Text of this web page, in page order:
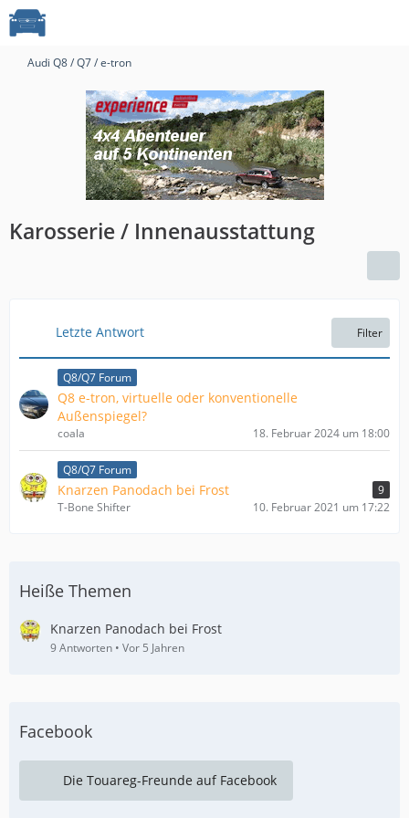
Audi Q8 / Q7 / e-tron
Karosserie / Innenausstattung
Letzte Antwort Filter
Q8/Q7 Forum
Q8 e-tron, virtuelle oder konventionelle
Außenspiegel?
coala 18. Februar 2024 um 18:00
Q8/Q7 Forum
Knarzen Panodach bei Frost
9
T-Bone Shifter
10. Februar 2021 um 17:22
Heiße Themen
Knarzen Panodach bei Frost
9 Antworten Vor 5 Jahren
Facebook
Die Touareg-Freunde auf Facebook